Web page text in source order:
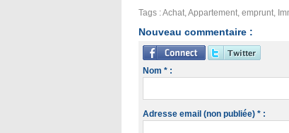
Tags :Achat,Appartement, emprunt,
Nouveau commentaire :
Nom * :
Adresse email (non publiée) * :